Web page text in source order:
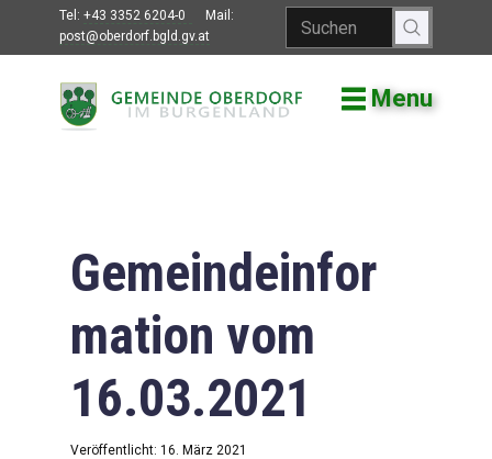
Tel: +43 3352 6204-0
Mail:
post@oberdorf.bgld.gv.at
Menu
Willkommen
Gemeindeamt
Gemeinderat
Bildung
Vereine
Gemeindeinfor
mation vom
16.03.2021
Veröffentlicht: 16. März 2021